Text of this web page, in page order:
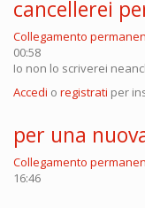
cancellerei
Collegamento
00:58
Io non lo scriverei
Accedi o registrati per
per una
Collegamento
16:46